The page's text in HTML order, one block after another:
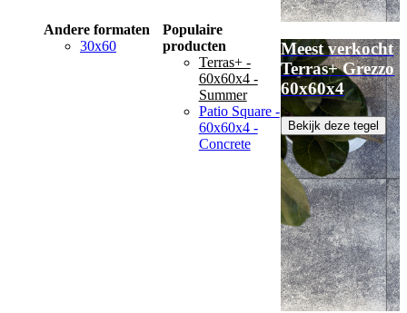
Andere formaten
30x60
Populaire
producten
Terras+ -
60x60x4 -
Summer
Patio Square -
60x60x4 -
Concrete
Meest verkocht
Terras+ Grezzo
60x60x4
Bekijk deze tegel